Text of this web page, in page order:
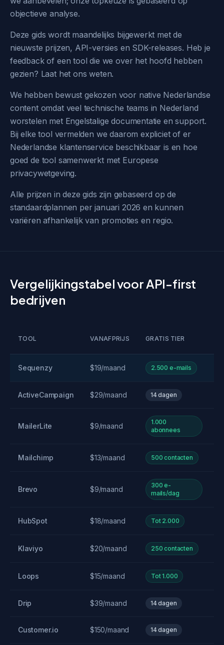
objectieve analyse.
Deze gids wordt maandelijks bijgewerkt met de
nieuwste prijzen, API-versies en SDK-releases. Heb je
feedback of een tool die we over het hoofd hebben
gezien? Laat het ons weten.
We hebben bewust gekozen voor native Nederlandse
content omdat veel technische teams in Nederland
worstelen met Engelstalige documentatie en support.
Bij elke tool vermelden we daarom expliciet of er
Nederlandse klantenservice beschikbaar is en hoe
goed de tool samenwerkt met Europese
privacywetgeving.
Alle prijzen in deze gids zijn gebaseerd op de
standaardplannen per januari 2026 en kunnen
variëren afhankelijk van promoties en regio.
Vergelijkingstabel voor API-first
bedrijven
TOOL VANAFPRIJS GRATIS TIER
Sequenzy $19/maand 2.500 e-mails
ActiveCampaign $29/maand 14 dagen
MailerLite $9/maand
1.000
abonnees
Mailchimp $13/maand 500 contacten
Brevo $9/maand
300 e-
mails/dag
HubSpot $18/maand Tot 2.000
Klaviyo $20/maand 250 contacten
Loops $15/maand Tot 1.000
Drip $39/maand 14 dagen
Customer.io $150/maand 14 dagen